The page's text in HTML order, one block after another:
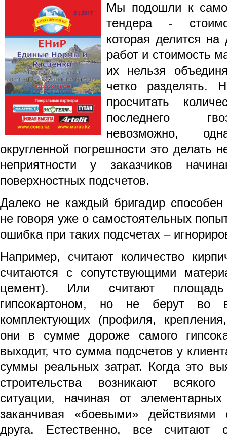
Мы подошли к
тендера -
которая делится на
работ и стоимость
их нельзя
четко разделять.
просчитать
последнего
невозможно,
округленной погрешности это делать
неприятности у заказчиков
поверхностных подсчетов.
Далеко не каждый бригадир
не говоря уже о самостоятельных
ошибка при таких подсчетах –
Например, считают количество
считаются с сопутствующими
цемент). Или считают площадь
гипсокартоном, но не берут во
комплектующих (профиля,
они в сумме дороже самого
выходит, что сумма подсчетов у
суммы реальных затрат. Когда это
строительства возникают
ситуации, начиная от
заканчивая «боевыми» действиями
друга. Естественно, все считают